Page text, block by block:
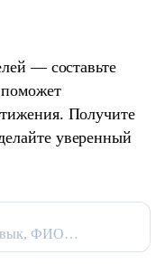
— составьте
Получите
уверенный
ФИО…